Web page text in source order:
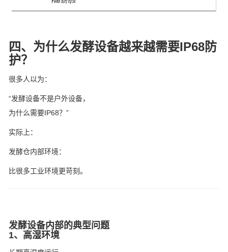
四、为什么发酵设备越来越需要IP68防
护？
很多人以为：
“发酵设备不是户外设备，
为什么需要IP68？”
实际上：
发酵仓内部环境：
比很多工业环境更苛刻。
发酵设备内部的典型问题
1、高湿环境